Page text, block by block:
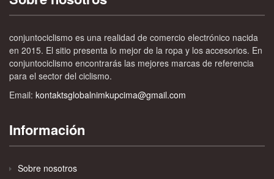
conjuntociclismo es una realidad de comercio electrónico nacida
en 2015. El sitio presenta lo mejor de la ropa y los accesorios. En
conjuntociclismo encontrarás las mejores marcas de referencia
para el sector del ciclismo.
Email: kontaktsglobalnimkupcima@gmail.com
Información
Sobre nosotros